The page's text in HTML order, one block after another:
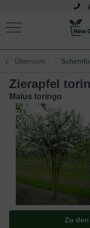
Übersicht
Zierapfel
Malus toringo
Zu